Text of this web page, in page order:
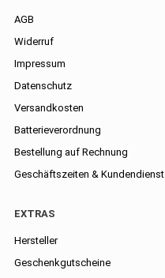
AGB
Widerruf
Impressum
Datenschutz
Versandkosten
Batterieverordnung
Bestellung auf Rechnung
Geschäftszeiten & Kundendienst
EXTRAS
Hersteller
Geschenkgutscheine